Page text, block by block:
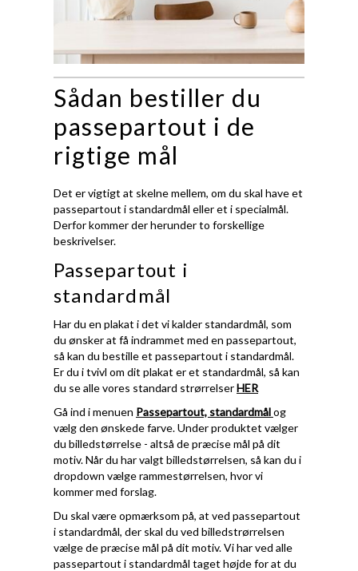
Sådan bestiller du
passepartout i de
rigtige mål
Det er vigtigt at skelne mellem, om du skal have et
passepartout i standardmål eller et i specialmål.
Derfor kommer der herunder to forskellige
beskrivelser.
Passepartout i
standardmål
Har du en plakat i det vi kalder standardmål, som
du ønsker at få indrammet med en passepartout,
så kan du bestille et passepartout i standardmål.
Er du i tvivl om dit plakat er et standardmål, så kan
du se alle vores standard strørrelserHER
Gå ind i menuen Passepartout, standardmålog
vælg den ønskede farve. Under produktet vælger
du billedstørrelse - altså de præcise mål på dit
motiv. Når du har valgt billedstørrelsen, så kan du i
dropdown vælge rammestørrelsen, hvor vi
kommer med forslag.
Du skal være opmærksom på, at ved passepartout
i standardmål, der skal du ved billedstrørrelsen
vælge de præcise mål på dit motiv. Vi har ved alle
passepartout i standardmål taget højde for at du